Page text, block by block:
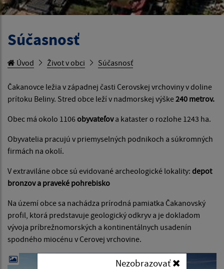
Nezobrazovať
Súčasnosť
Úvod Život v obci Súčasnosť
Čakanovce ležia v západnej časti Cerovskej vrchoviny v doline
prítoku Beliny. Stred obce leží v nadmorskej výške240 metrov.
Obec má okolo 1106obyvateľova kataster o rozlohe 1243 ha.
Obyvatelia pracujú v priemyselných podnikoch a súkromných
firmách na okolí.
V extraviláne obce sú evidované archeologické lokality: depot
bronzov a praveké pohrebisko
Na území obce sa nachádza prírodná pamiatka Čakanovský
profil, ktorá predstavuje geologický odkryv a je dokladom
vývoja príbrežnomorských a kontinentálnych usadenín
spodného miocénu v Cerovej vrchovine.